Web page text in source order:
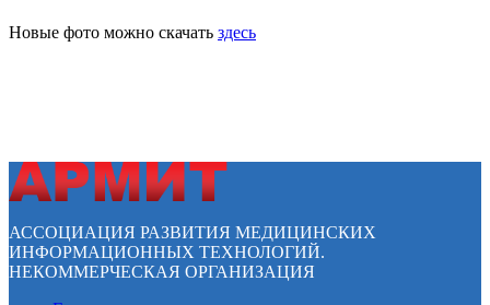
Новые фото можно скачать здесь
АССОЦИАЦИЯ РАЗВИТИЯ МЕДИЦИНСКИХ
ИНФОРМАЦИОННЫХ ТЕХНОЛОГИЙ.
НЕКОММЕРЧЕСКАЯ ОРГАНИЗАЦИЯ